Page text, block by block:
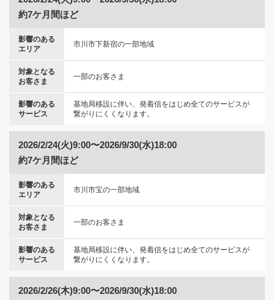
約7ケ月間ほど
影響のある
エリア
市川市下新宿の一部地域
対象となる
お客さま
一部のお客さま
影響のある
サービス
基地局移設に伴い、発着信をはじめ全てのサービスが
繋がりにくくなります。
2026/2/24(火)9:00〜2026/9/30(水)18:00
約7ケ月間ほど
影響のある
エリア
市川市宝の一部地域
対象となる
お客さま
一部のお客さま
影響のある
サービス
基地局移設に伴い、発着信をはじめ全てのサービスが
繋がりにくくなります。
2026/2/26(木)9:00〜2026/9/30(水)18:00